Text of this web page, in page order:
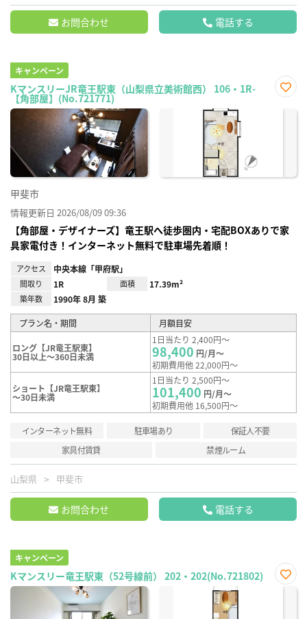
お問合わせ 電話する
キャンペーン
KマンスリーJR竜王駅東（山梨県立美術館西） 106・1R-
【角部屋】(No.721771)
に入
甲斐市
情報更新日 2026/08/09 09:36
【角部屋・デザイナーズ】竜王駅へ徒歩圏内・宅配BOXありで家
具家電付き！インターネット無料で駐車場先着順！
アクセス 中央本線「甲府駅」
間取り 1R 面積 17.39m²
築年数 1990年 8月 築
プラン名・期間 月額目安
ロング【JR竜王駅東】
30日以上～360日未満
1日当たり 2,400円～
98,400 円/月～
初期費用他 22,000円～
ショート【JR竜王駅東】
～30日未満
1日当たり 2,500円～
101,400 円/月～
初期費用他 16,500円～
インターネット無料 駐車場あり
保証人不要
家具付賃貸
禁煙ルーム
山梨県 甲斐市
お問合わせ 電話する
キャンペーン
Kマンスリー竜王駅東（52号線前） 202・202(No.721802)
お気